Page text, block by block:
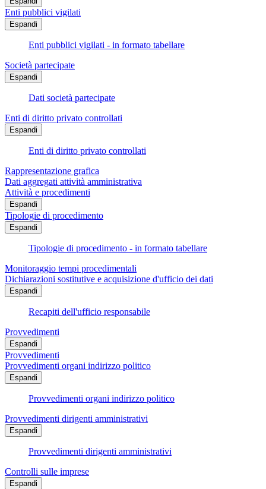
Enti pubblici vigilati
Espandi
Enti pubblici vigilati - in formato tabellare
Società partecipate
Espandi
Dati società partecipate
Enti di diritto privato controllati
Espandi
Enti di diritto privato controllati
Rappresentazione grafica
Dati aggregati attività amministrativa
Attività e procedimenti
Espandi
Tipologie di procedimento
Espandi
Tipologie di procedimento - in formato tabellare
Monitoraggio tempi procedimentali
Dichiarazioni sostitutive e acquisizione d'ufficio dei dati
Espandi
Recapiti dell'ufficio responsabile
Provvedimenti
Espandi
Provvedimenti
Provvedimenti organi indirizzo politico
Espandi
Provvedimenti organi indirizzo politico
Provvedimenti dirigenti amministrativi
Espandi
Provvedimenti dirigenti amministrativi
Controlli sulle imprese
Espandi